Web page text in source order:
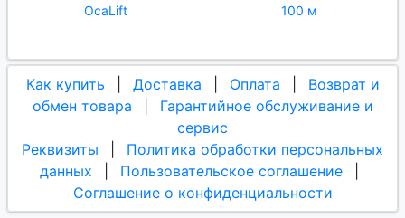
OcaLift
100 м
Как купить Доставка Оплата
Возврат и
обмен товара
Гарантийное обслуживание и
сервис
Реквизиты
Политика обработки персональных
данных
Пользовательское соглашение
Соглашение о конфиденциальности